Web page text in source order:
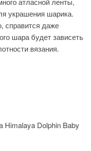
украшения шарика.
справится даже
шара будет зависеть
вязания.
Dolphin Baby